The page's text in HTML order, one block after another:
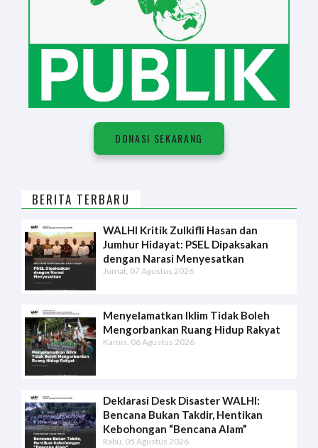
DONASI SEKARANG
BERITA TERBARU
WALHI Kritik Zulkifli Hasan dan
Jumhur Hidayat: PSEL Dipaksakan
dengan Narasi Menyesatkan
Jumat, 07 Agustus 2026
Menyelamatkan Iklim Tidak Boleh
Mengorbankan Ruang Hidup Rakyat
Kamis, 06 Agustus 2026
Deklarasi Desk Disaster WALHI:
Bencana Bukan Takdir, Hentikan
Kebohongan “Bencana Alam”
Rabu, 05 Agustus 2026